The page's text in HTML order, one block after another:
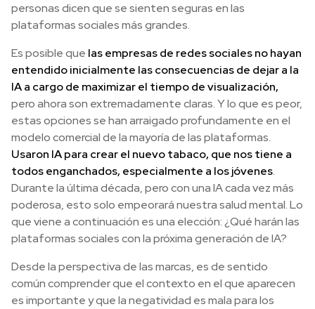
personas dicen que se sienten seguras en las
plataformas sociales más grandes.
Es posible que las empresas de redes sociales no hayan
entendido inicialmente las consecuencias de dejar a la
IA a cargo de maximizar el tiempo de visualización,
pero ahora son extremadamente claras. Y lo que es peor,
estas opciones se han arraigado profundamente en el
modelo comercial de la mayoría de las plataformas.
Usaron IA para crear el nuevo tabaco, que nos tiene a
todos enganchados, especialmente a los jóvenes.
Durante la última década, pero con una IA cada vez más
poderosa, esto solo empeorará nuestra salud mental. Lo
que viene a continuación es una elección: ¿Qué harán las
plataformas sociales con la próxima generación de IA?
Desde la perspectiva de las marcas, es de sentido
común comprender que el contexto en el que aparecen
es importante y que la negatividad es mala para los